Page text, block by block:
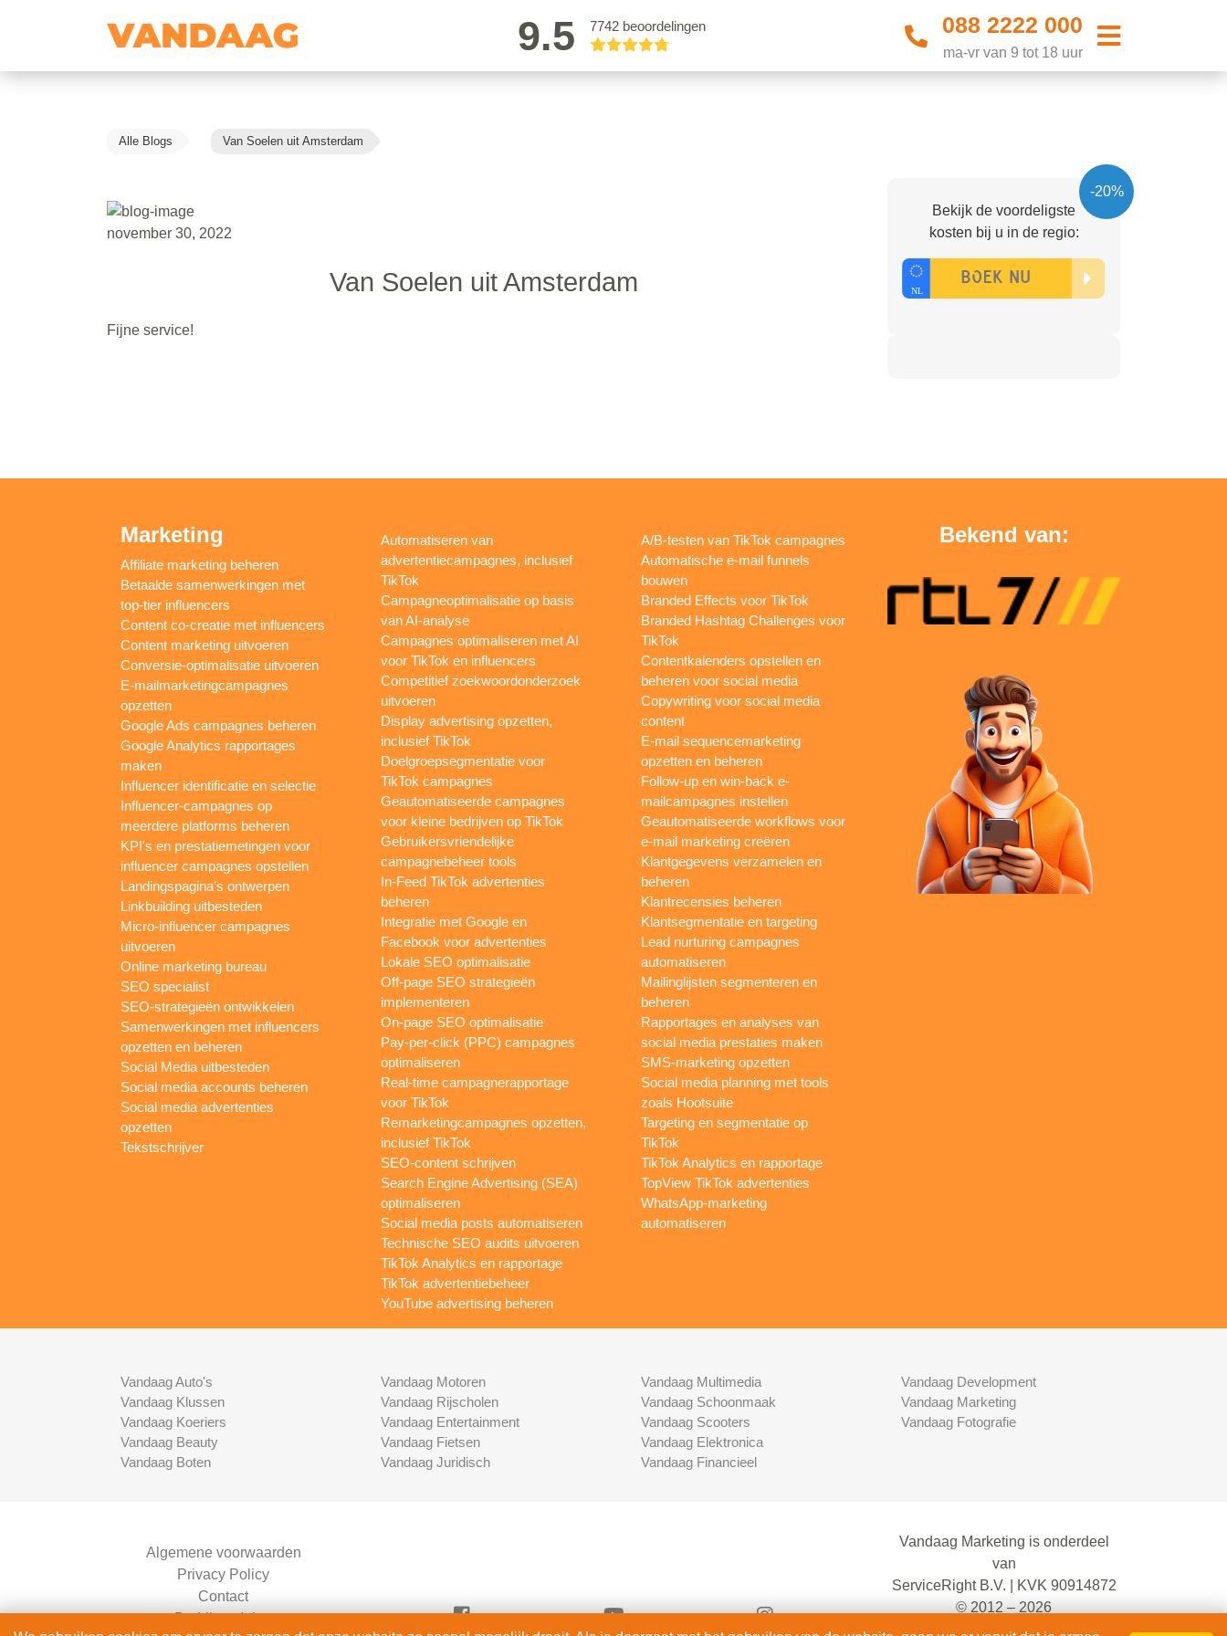
9.5 7742 beoordelingen 088 2222 000
ma-vr van 9 tot 18 uur
Alle Blogs Van Soelen uit Amsterdam
november 30, 2022
Van Soelen uit Amsterdam
Fijne service!
-20%
Bekijk de voordeligste
kosten bij u in de regio:
Marketing
Affiliate marketing beheren
Betaalde samenwerkingen met
top-tier influencers
Content co-creatie met influencers
Content marketing uitvoeren
Conversie-optimalisatie uitvoeren
E-mailmarketingcampagnes
opzetten
Google Ads campagnes beheren
Google Analytics rapportages
maken
Influencer identificatie en selectie
Influencer-campagnes op
meerdere platforms beheren
KPI's en prestatiemetingen voor
influencer campagnes opstellen
Landingspagina’s ontwerpen
Linkbuilding uitbesteden
Micro-influencer campagnes
uitvoeren
Online marketing bureau
SEO specialist
SEO-strategieën ontwikkelen
Samenwerkingen met influencers
opzetten en beheren
Social Media uitbesteden
Social media accounts beheren
Social media advertenties
opzetten
Tekstschrijver
Automatiseren van
advertentiecampagnes, inclusief
TikTok
Campagneoptimalisatie op basis
van AI-analyse
Campagnes optimaliseren met AI
voor TikTok en influencers
Competitief zoekwoordonderzoek
uitvoeren
Display advertising opzetten,
inclusief TikTok
Doelgroepsegmentatie voor
TikTok campagnes
Geautomatiseerde campagnes
voor kleine bedrijven op TikTok
Gebruikersvriendelijke
campagnebeheer tools
In-Feed TikTok advertenties
beheren
Integratie met Google en
Facebook voor advertenties
Lokale SEO optimalisatie
Off-page SEO strategieën
implementeren
On-page SEO optimalisatie
Pay-per-click (PPC) campagnes
optimaliseren
Real-time campagnerapportage
voor TikTok
Remarketingcampagnes opzetten,
inclusief TikTok
SEO-content schrijven
Search Engine Advertising (SEA)
optimaliseren
Social media posts automatiseren
Technische SEO audits uitvoeren
TikTok Analytics en rapportage
TikTok advertentiebeheer
YouTube advertising beheren
A/B-testen van TikTok campagnes
Automatische e-mail funnels
bouwen
Branded Effects voor TikTok
Branded Hashtag Challenges voor
TikTok
Contentkalenders opstellen en
beheren voor social media
Copywriting voor social media
content
E-mail sequencemarketing
opzetten en beheren
Follow-up en win-back e-
mailcampagnes instellen
Geautomatiseerde workflows voor
e-mail marketing creëren
Klantgegevens verzamelen en
beheren
Klantrecensies beheren
Klantsegmentatie en targeting
Lead nurturing campagnes
automatiseren
Mailinglijsten segmenteren en
beheren
Rapportages en analyses van
social media prestaties maken
SMS-marketing opzetten
Social media planning met tools
zoals Hootsuite
Targeting en segmentatie op
TikTok
TikTok Analytics en rapportage
TopView TikTok advertenties
WhatsApp-marketing
automatiseren
Bekend van:
Vandaag Auto's
Vandaag Klussen
Vandaag Koeriers
Vandaag Beauty
Vandaag Boten
Vandaag Motoren
Vandaag Rijscholen
Vandaag Entertainment
Vandaag Fietsen
Vandaag Juridisch
Vandaag Multimedia
Vandaag Schoonmaak
Vandaag Scooters
Vandaag Elektronica
Vandaag Financieel
Vandaag Development
Vandaag Marketing
Vandaag Fotografie
Algemene voorwaarden
Privacy Policy
Contact
Bedrijven Inlog
Vandaag Marketing is onderdeel
van
ServiceRight B.V. | KVK 90914872
© 2012 – 2026
alle rechten voorbehouden.